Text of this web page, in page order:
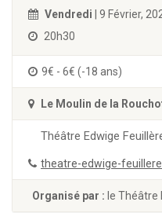
Vendredi | 9 Février,
20h30
9€ - 6€ (-18 ans)
Le Moulin de la
Théâtre Edwige
theatre-edwige-
Organisé par : le Théâtre